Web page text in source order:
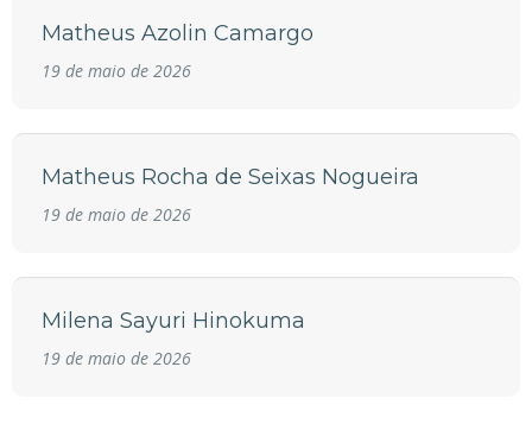
Matheus Azolin Camargo
19 de maio de 2026
Matheus Rocha de Seixas Nogueira
19 de maio de 2026
Milena Sayuri Hinokuma
19 de maio de 2026